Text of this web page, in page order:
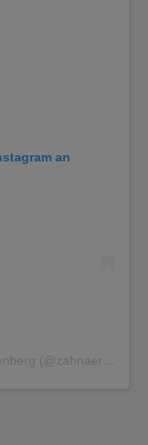
an
Ein Beitrag geteilt von Dres. Von Landenberg (@zahnaerzte.dresvonlandenberg)